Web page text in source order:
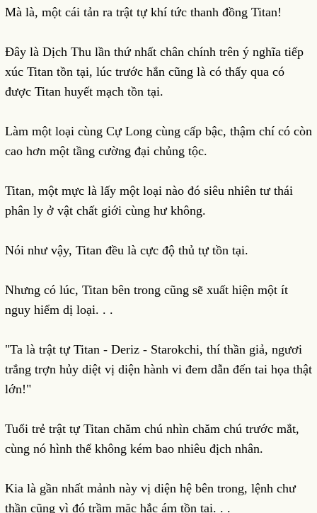
Mà là, một cái tản ra trật tự khí tức thanh đồng Titan!
Đây là Dịch Thu lần thứ nhất chân chính trên ý nghĩa tiếp
xúc Titan tồn tại, lúc trước hắn cũng là có thấy qua có
được Titan huyết mạch tồn tại.
Làm một loại cùng Cự Long cùng cấp bậc, thậm chí có còn
cao hơn một tầng cường đại chủng tộc.
Titan, một mực là lấy một loại nào đó siêu nhiên tư thái
phân ly ở vật chất giới cùng hư không.
Nói như vậy, Titan đều là cực độ thủ tự tồn tại.
Nhưng có lúc, Titan bên trong cũng sẽ xuất hiện một ít
nguy hiểm dị loại. . .
"Ta là trật tự Titan - Deriz - Starokchi, thí thần giả, ngươi
trắng trợn hủy diệt vị diện hành vi đem dẫn đến tai họa thật
lớn!"
Tuổi trẻ trật tự Titan chăm chú nhìn chăm chú trước mắt,
cùng nó hình thể không kém bao nhiêu địch nhân.
Kia là gần nhất mảnh này vị diện hệ bên trong, lệnh chư
thần cũng vì đó trầm mặc hắc ám tồn tại. . .